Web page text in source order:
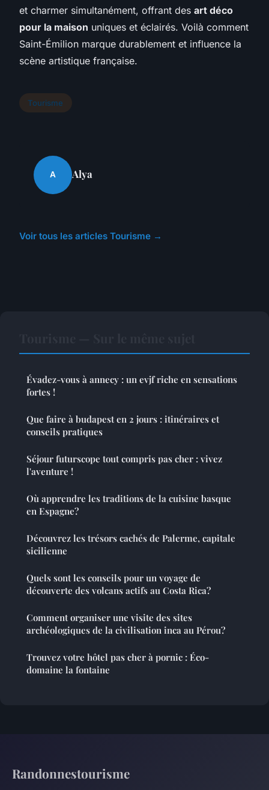
et charmer simultanément, offrant des art déco
pour la maison uniques et éclairés. Voilà comment
Saint-Émilion marque durablement et influence la
scène artistique française.
Tourisme
A Alya
Voir tous les articles Tourisme →
Évadez-vous à annecy : un evjf riche en sensations
fortes !
Que faire à budapest en 2 jours : itinéraires et
conseils pratiques
Séjour futurscope tout compris pas cher : vivez
l'aventure !
Où apprendre les traditions de la cuisine basque
en Espagne?
Découvrez les trésors cachés de Palerme, capitale
sicilienne
Quels sont les conseils pour un voyage de
découverte des volcans actifs au Costa Rica?
Comment organiser une visite des sites
archéologiques de la civilisation inca au Pérou?
Trouvez votre hôtel pas cher à pornic : Éco-
domaine la fontaine
Randonnestourisme